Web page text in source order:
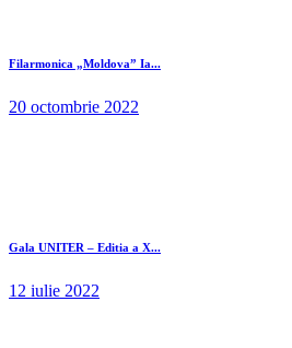
Filarmonica „Moldova” Ia...
20 octombrie 2022
Gala UNITER – Editia a X...
12 iulie 2022